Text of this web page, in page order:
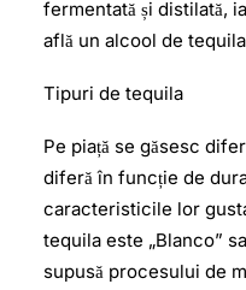
fermentată și distilată,
află un alcool de
Tipuri de tequila
Pe piață se găsesc
diferă în funcție de
caracteristicile lor
tequila este „Blanco”
supusă procesului de